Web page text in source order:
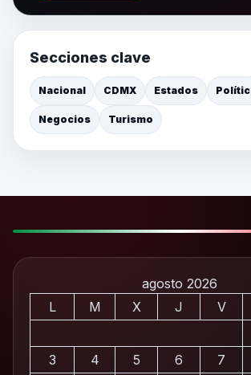
Secciones clave
Nacional CDMX Estados
Negocios Turismo
agosto 2026
L
M X J V
3
4 5 6 7